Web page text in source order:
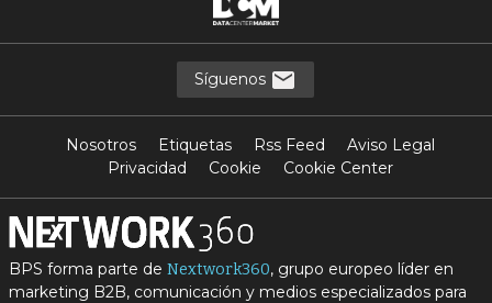
Síguenos
Nosotros Etiquetas Rss Feed
Aviso Legal
Privacidad
Cookie Cookie Center
BPS forma parte de Nextwork360, grupo europeo líder en
marketing B2B, comunicación y medios especializados para